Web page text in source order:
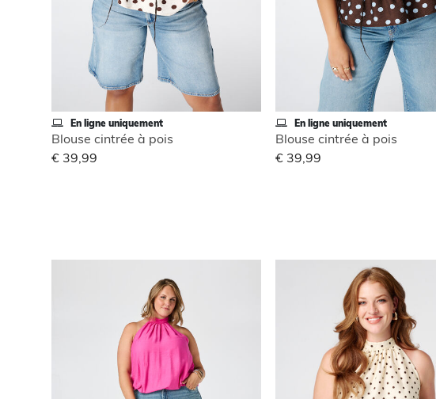
En ligne uniquement
Blouse cintrée à pois
€ 39,99
En ligne uniquement
Blouse cintrée à pois
€ 39,99